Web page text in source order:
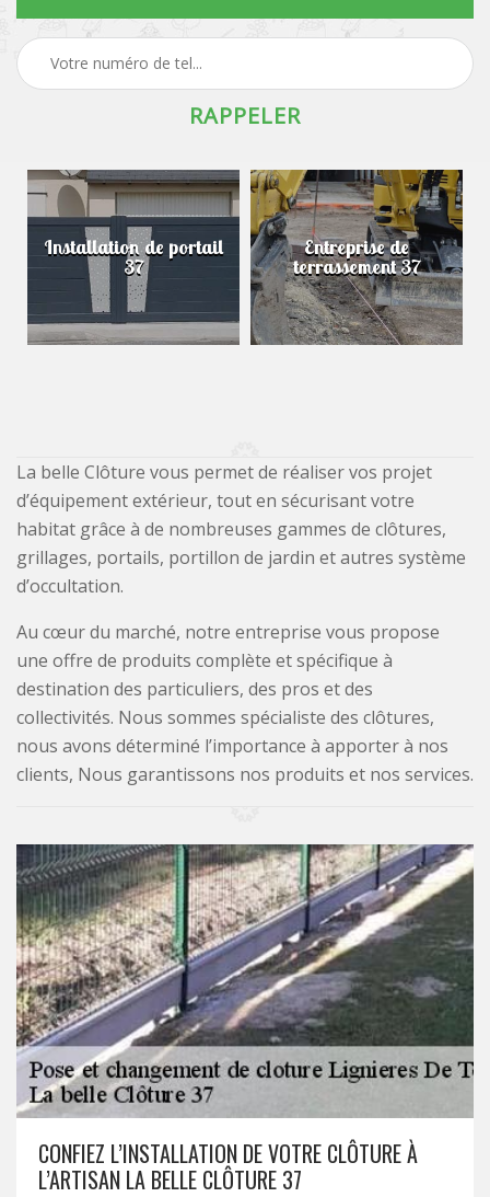
Installation de portail
37
Entreprise de
terrassement 37
La belle Clôture vous permet de réaliser vos projet
d’équipement extérieur, tout en sécurisant votre
habitat grâce à de nombreuses gammes de clôtures,
grillages, portails, portillon de jardin et autres système
d’occultation.
Au cœur du marché, notre entreprise vous propose
une offre de produits complète et spécifique à
destination des particuliers, des pros et des
collectivités. Nous sommes spécialiste des clôtures,
nous avons déterminé l’importance à apporter à nos
clients, Nous garantissons nos produits et nos services.
CONFIEZ L’INSTALLATION DE VOTRE CLÔTURE À
L’ARTISAN LA BELLE CLÔTURE 37